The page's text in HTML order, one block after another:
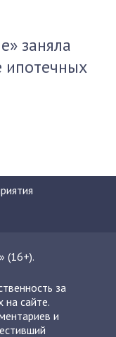
заняла
ипотечных
(16+).
за
на сайте.
и